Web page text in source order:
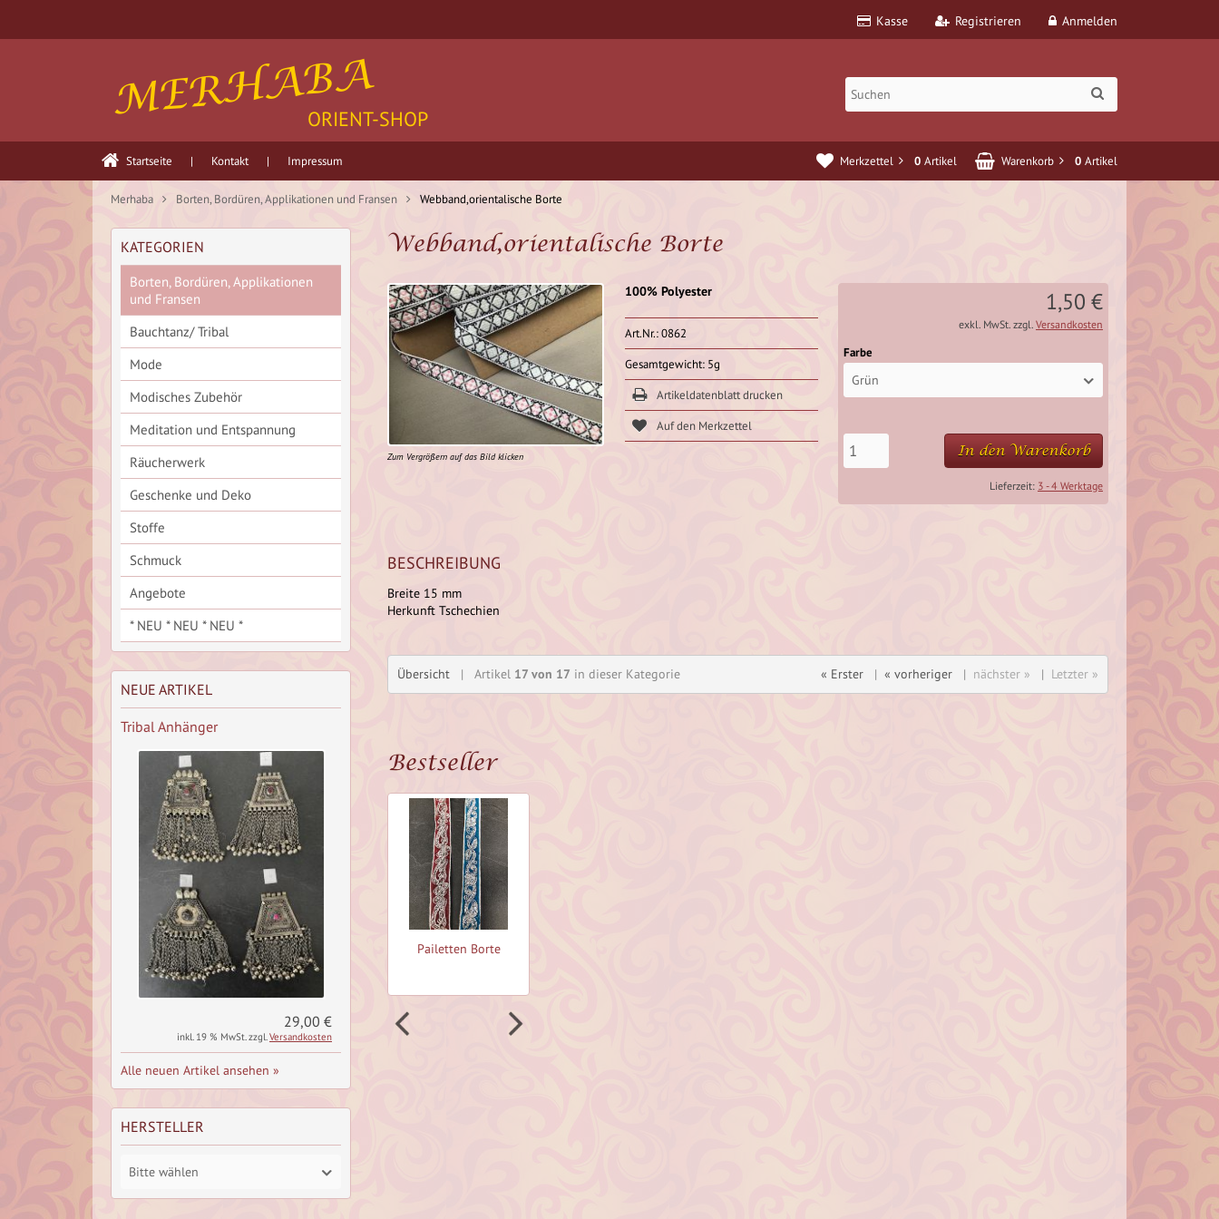
Anmelden
Registrieren
Kasse
MERHABA
ORIENT-SHOP
Startseite | Kontakt | Impressum Warenkorb 0 Artikel
Merkzettel 0 Artikel
Merhaba Borten, Bordüren, Applikationen und Fransen Webband,orientalische Borte
Webband,orientalische Borte
Zum Vergrößern auf das Bild klicken
100% Polyester
Art.Nr.: 0862
Gesamtgewicht: 5g
Artikeldatenblatt drucken
1,50 €
exkl. MwSt. zzgl. Versandkosten
Farbe
Grün
In den Warenkorb
Lieferzeit: 3 - 4 Werktage
BESCHREIBUNG
Breite 15 mm
Herkunft Tschechien
Übersicht | Artikel 17 von 17 in dieser Kategorie « Erster | « vorheriger | nächster » | Letzter »
Bestseller
Pailetten Borte Pailetten Borte
KATEGORIEN
Borten, Bordüren, Applikationen
und Fransen
Bauchtanz/ Tribal
Mode
Modisches Zubehör
Meditation und Entspannung
Räucherwerk
Geschenke und Deko
Stoffe
Schmuck
Angebote
* NEU * NEU * NEU *
NEUE ARTIKEL
Tribal Anhänger
29,00 €
inkl. 19 % MwSt. zzgl.Versandkosten
Alle neuen Artikel ansehen »
HERSTELLER
Bitte wählen